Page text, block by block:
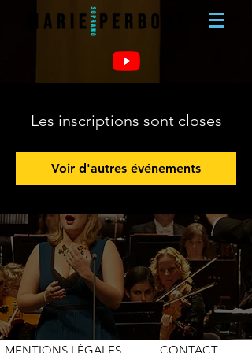
Les inscriptions sont closes
Voir d'autres événements